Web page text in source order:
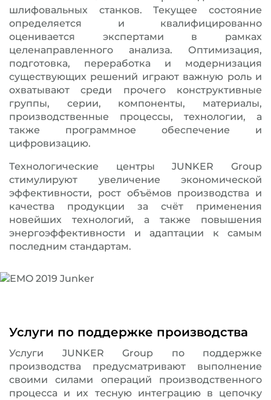
шлифовальных станков. Текущее состояние
определяется и квалифицированно
оценивается экспертами в рамках
целенаправленного анализа. Оптимизация,
подготовка, переработка и модернизация
существующих решений играют важную роль и
охватывают среди прочего конструктивные
группы, серии, компоненты, материалы,
производственные процессы, технологии, а
также программное обеспечение и
цифровизацию.
Технологические центры JUNKER Group
стимулируют увеличение экономической
эффективности, рост объёмов производства и
качества продукции за счёт применения
новейших технологий, а также повышения
энергоэффективности и адаптации к самым
последним стандартам.
Услуги по поддержке производства
Услуги JUNKER Group по поддержке
производства предусматривают выполнение
своими силами операций производственного
процесса и их тесную интеграцию в цепочку